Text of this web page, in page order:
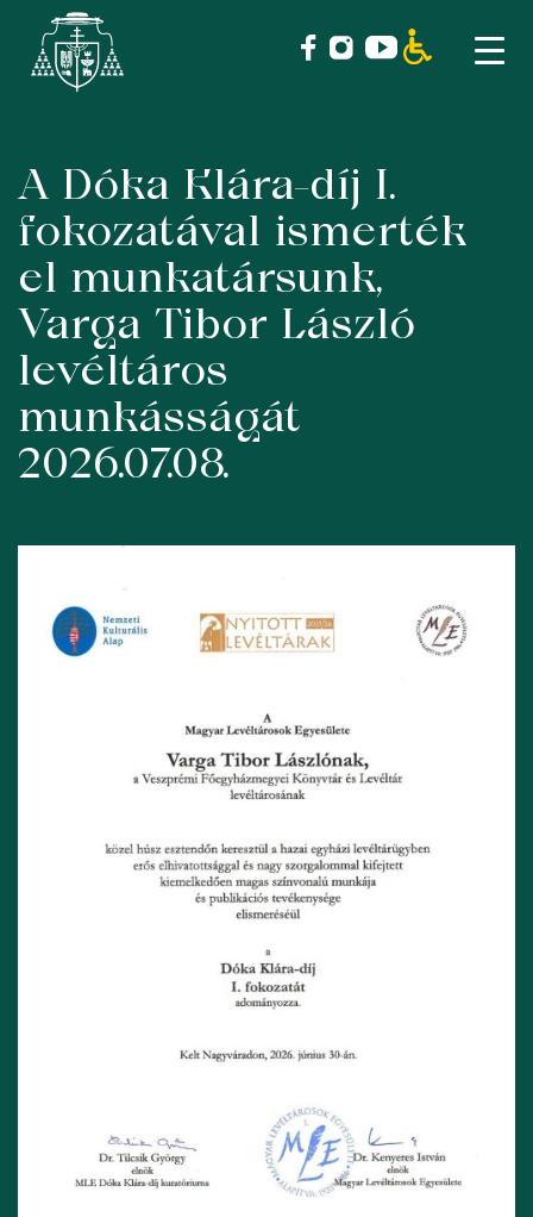
Skip
to
content
A Dóka Klára-díj I.
fokozatával ismerték
el munkatársunk,
Varga Tibor László
levéltáros
munkásságát
2026.07.08.